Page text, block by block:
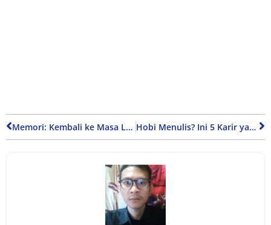
Memori: Kembali ke Masa Lalu atau Melupakan yang Telah Berlalu? Hobi Menulis? Ini 5 Karir yang Paling Cocok untuk Kamu, Yuk Simak!